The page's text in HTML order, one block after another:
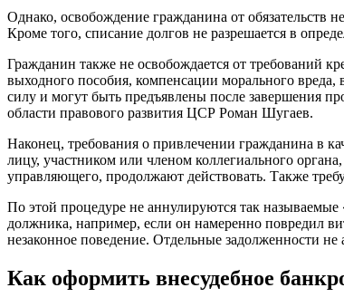
Однако, освобождение гражданина от обязательств
Кроме того, списание долгов не разрешается в
Гражданин также не освобождается от требований
выходного пособия, компенсации морального
силу и могут быть предъявлены после завершения
области правового развития ЦСР Роман Шугаев.
Наконец, требования о привлечении гражданина в
лицу, участником или членом коллегиального
управляющего, продолжают действовать. Также
По этой процедуре не аннулируются так называемые
должника, например, если он намеренно повредил
незаконное поведение. Отдельные задолженности
Как оформить внесудебное